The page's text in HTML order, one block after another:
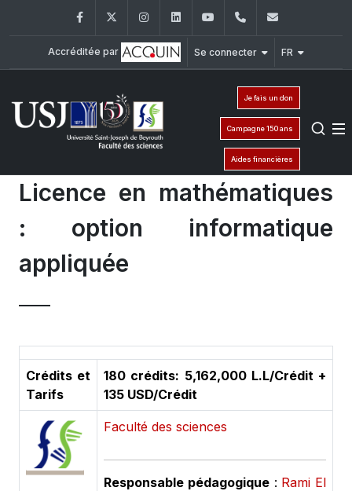
FacebookTwitter InstagramLinkedInYouTube+961 (1) 421 368
Accréditée par Se connecter FR
Je fais un don
Campagne 150 ans
Aides financières
Licence en mathématiques
: option informatique
appliquée
Crédits et
Tarifs
180 crédits: 5,162,000 L.L/Crédit +
135 USD/Crédit
Faculté des sciences
Responsable pédagogique: Rami El